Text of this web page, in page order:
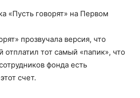
«Пусть говорят» на Первом
прозвучала версия, что
отплатил тот самый «папик», что
фонда есть
счет.